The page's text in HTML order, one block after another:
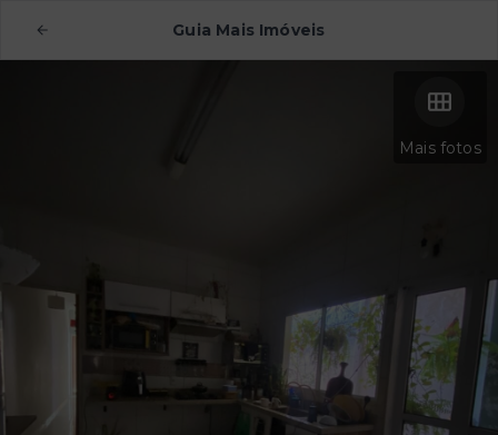
Guia Mais Imóveis
Mais fotos